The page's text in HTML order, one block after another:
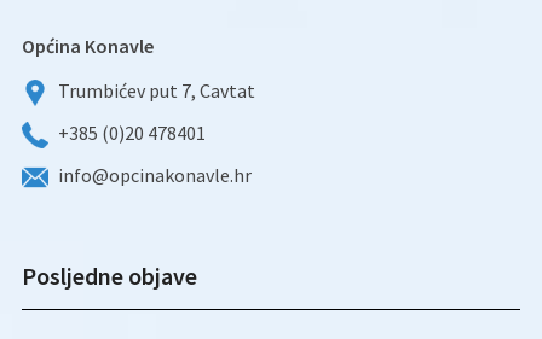
Općina Konavle
Trumbićev put 7, Cavtat
+385 (0)20 478401
info@opcinakonavle.hr
Posljedne objave